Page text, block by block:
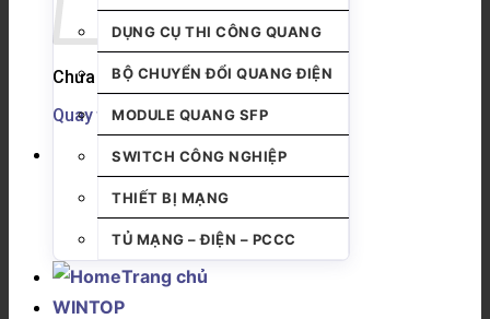
Chưa có sản phẩm trong giỏ hàng.
Quay trở lại cửa hàng
DỤNG CỤ THI CÔNG QUANG
BỘ CHUYỂN ĐỔI QUANG ĐIỆN
MODULE QUANG SFP
SWITCH CÔNG NGHIỆP
THIẾT BỊ MẠNG
TỦ MẠNG – ĐIỆN – PCCC
Trang chủ
WINTOP